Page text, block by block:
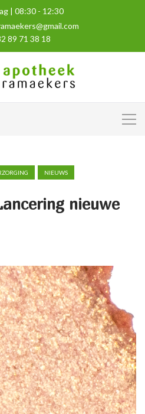
| 08:30 - 12:30
89 71 38 18
NIEUWS
nieuwe